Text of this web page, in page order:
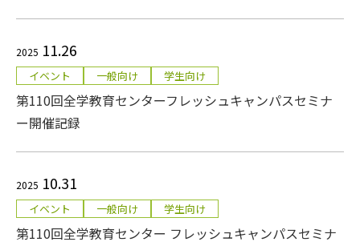
2025 11.26
イベント 一般向け 学生向け
第110回全学教育センターフレッシュキャンパスセミナ
ー開催記録
2025 10.31
イベント 一般向け 学生向け
第110回全学教育センター フレッシュキャンパスセミナ